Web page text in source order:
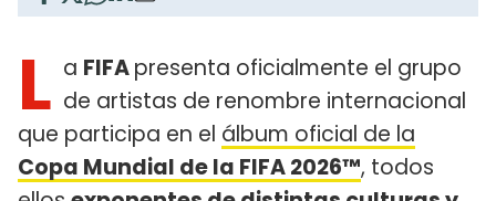
L a FIFApresenta oficialmente el grupo
de artistas de renombre internacional
que participa en el álbum oficial de la
Copa Mundial de la FIFA 2026™, todos